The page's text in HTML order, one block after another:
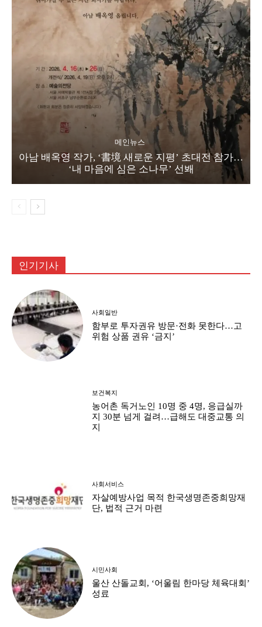
메인뉴스
아남 배옥영 작가, ‘書境 새로운 지평’ 초대전 참가…
‘내 마음에 심은 소나무’ 선봬
인기기사
사회일반
함부로 투자권유 방문·전화 못한다…고
위험 상품 권유 ‘금지’
보건복지
농어촌 독거노인 10명 중 4명, 응급실까
지 30분 넘게 걸려…급해도 대중교통 의
지
사회서비스
자살예방사업 목적 한국생명존중희망재
단, 법적 근거 마련
시민사회
울산 산돌교회, ‘어울림 한마당 체육대회’
성료